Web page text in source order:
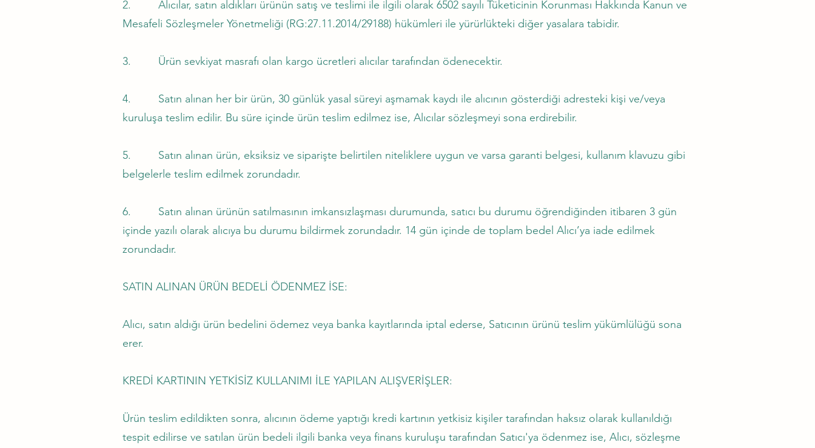
2. Alıcılar, satın aldıkları ürünün satış ve teslimi ile ilgili olarak 6502 sayılı Tüketicinin Korunması Hakkında Kanun ve
Mesafeli Sözleşmeler Yönetmeliği (RG:27.11.2014/29188) hükümleri ile yürürlükteki diğer yasalara tabidir.
3. Ürün sevkiyat masrafı olan kargo ücretleri alıcılar tarafından ödenecektir.
4. Satın alınan her bir ürün, 30 günlük yasal süreyi aşmamak kaydı ile alıcının gösterdiği adresteki kişi ve/veya
kuruluşa teslim edilir. Bu süre içinde ürün teslim edilmez ise, Alıcılar sözleşmeyi sona erdirebilir.
5. Satın alınan ürün, eksiksiz ve siparişte belirtilen niteliklere uygun ve varsa garanti belgesi, kullanım klavuzu gibi
belgelerle teslim edilmek zorundadır.
6. Satın alınan ürünün satılmasının imkansızlaşması durumunda, satıcı bu durumu öğrendiğinden itibaren 3 gün
içinde yazılı olarak alıcıya bu durumu bildirmek zorundadır. 14 gün içinde de toplam bedel Alıcı’ya iade edilmek
zorundadır.
SATIN ALINAN ÜRÜN BEDELİ ÖDENMEZ İSE:
Alıcı, satın aldığı ürün bedelini ödemez veya banka kayıtlarında iptal ederse, Satıcının ürünü teslim yükümlülüğü sona
erer.
KREDİ KARTININ YETKİSİZ KULLANIMI İLE YAPILAN ALIŞVERİŞLER:
Ürün teslim edildikten sonra, alıcının ödeme yaptığı kredi kartının yetkisiz kişiler tarafından haksız olarak kullanıldığı
tespit edilirse ve satılan ürün bedeli ilgili banka veya finans kuruluşu tarafından Satıcı'ya ödenmez ise, Alıcı, sözleşme